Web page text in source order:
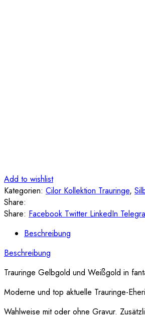
Add to wishlist
Kategorien: Cilor Kollektion Trauringe,
Share:
Share: Facebook Twitter LinkedIn
Beschreibung
Beschreibung
Trauringe Gelbgold und Weißgold in
Moderne und top aktuelle Trauringe-
Wahlweise mit oder ohne Gravur.